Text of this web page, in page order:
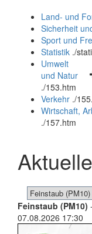
und
schließen
Land- und
Sicherheit
Sport und
Statistik ./
Umwelt
und Natur
./153.htm
Verkehr ./
Wirtschaft,
./157.htm
Feinstaub (PM10)
07.08.2026 17:30